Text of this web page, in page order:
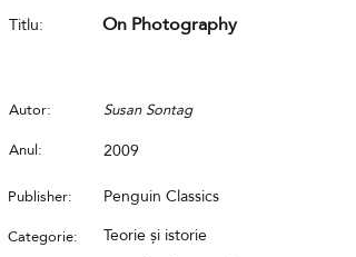
Titlu: On Photography
Autor:
Susan Sontag
Anul:
2009
Publisher: Penguin Classics
Categorie: Teorie și istorie